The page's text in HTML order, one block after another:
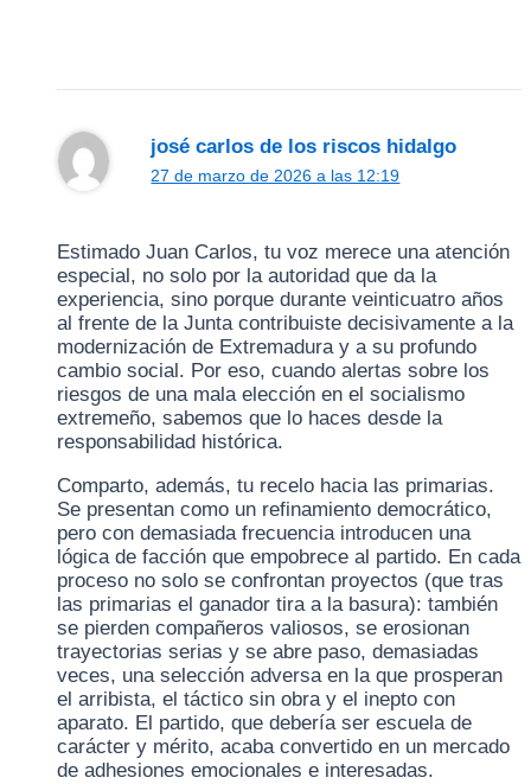
josé carlos de los riscos hidalgo
27 de marzo de 2026 a las 12:19
Estimado Juan Carlos, tu voz merece una atención
especial, no solo por la autoridad que da la
experiencia, sino porque durante veinticuatro años
al frente de la Junta contribuiste decisivamente a la
modernización de Extremadura y a su profundo
cambio social. Por eso, cuando alertas sobre los
riesgos de una mala elección en el socialismo
extremeño, sabemos que lo haces desde la
responsabilidad histórica.
Comparto, además, tu recelo hacia las primarias.
Se presentan como un refinamiento democrático,
pero con demasiada frecuencia introducen una
lógica de facción que empobrece al partido. En cada
proceso no solo se confrontan proyectos (que tras
las primarias el ganador tira a la basura): también
se pierden compañeros valiosos, se erosionan
trayectorias serias y se abre paso, demasiadas
veces, una selección adversa en la que prosperan
el arribista, el táctico sin obra y el inepto con
aparato. El partido, que debería ser escuela de
carácter y mérito, acaba convertido en un mercado
de adhesiones emocionales e interesadas.